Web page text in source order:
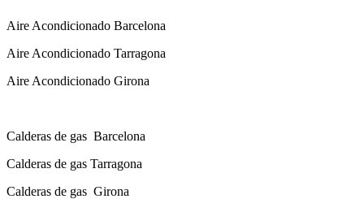
Aire Acondicionado Barcelona
Aire Acondicionado Tarragona
Aire Acondicionado Girona
Calderas de gas Barcelona
Calderas de gas Tarragona
Calderas de gas Girona